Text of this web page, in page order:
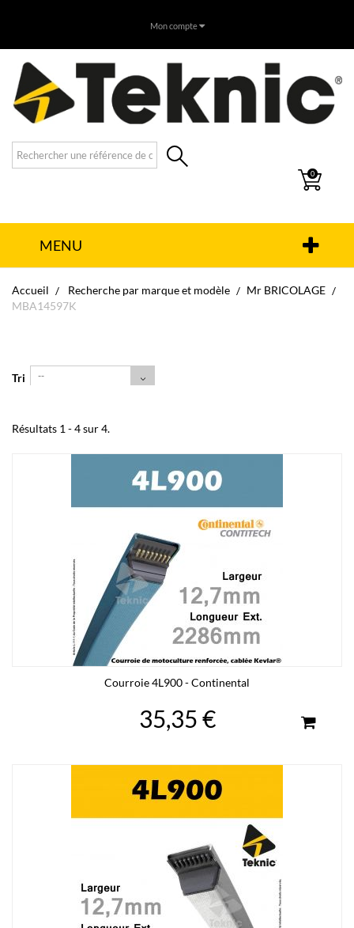
Mon compte
0
MENU
Accueil Recherche par marque et modèle
Mr BRICOLAGE
MBA14597K
Tri --
Résultats 1 - 4 sur 4.
Courroie 4L900 - Continental
35,35 €